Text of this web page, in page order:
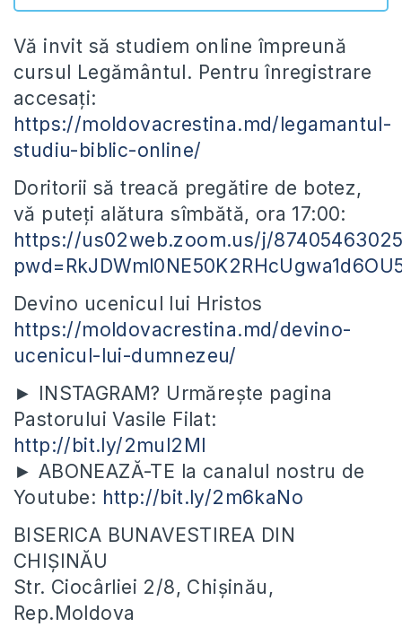
Vă invit să studiem online împreună
cursul Legământul. Pentru înregistrare
accesați:
https://moldovacrestina.md/legamantul-
studiu-biblic-online/
Doritorii să treacă pregătire de botez,
vă puteți alătura sîmbătă, ora 17:00:
https://us02web.zoom.us/j/
Devino ucenicul lui Hristos
https://moldovacrestina.md/devino-
ucenicul-lui-dumnezeu/
► INSTAGRAM? Urmărește pagina
Pastorului Vasile Filat:
http://bit.ly/2mul2Ml
► ABONEAZĂ-TE la canalul nostru de
Youtube: http://bit.ly/2m6kaNo
BISERICA BUNAVESTIREA DIN
CHIȘINĂU
Str. Ciocârliei 2/8, Chișinău,
Rep.Moldova